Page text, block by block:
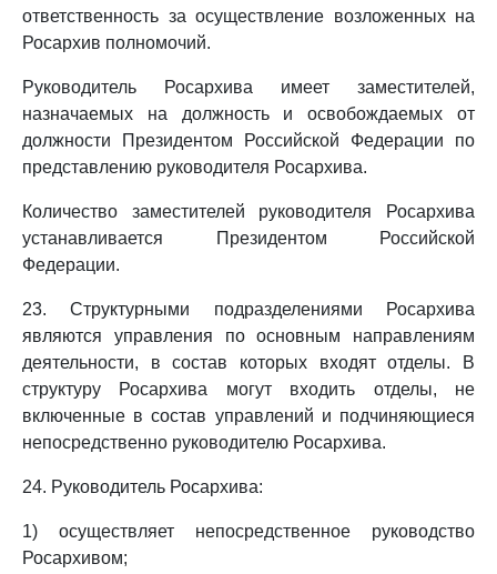
ответственность за осуществление возложенных на
Росархив полномочий.
Руководитель Росархива имеет заместителей,
назначаемых на должность и освобождаемых от
должности Президентом Российской Федерации по
представлению руководителя Росархива.
Количество заместителей руководителя Росархива
устанавливается Президентом Российской
Федерации.
23. Структурными подразделениями Росархива
являются управления по основным направлениям
деятельности, в состав которых входят отделы. В
структуру Росархива могут входить отделы, не
включенные в состав управлений и подчиняющиеся
непосредственно руководителю Росархива.
24. Руководитель Росархива:
1) осуществляет непосредственное руководство
Росархивом;